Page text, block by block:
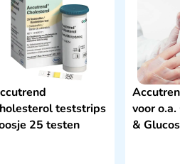
teststrips
25 testen
voor
&